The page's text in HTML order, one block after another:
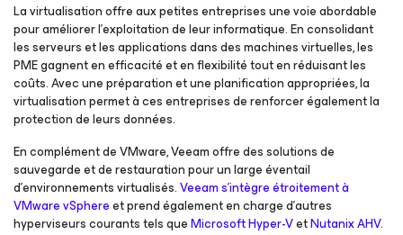
La virtualisation offre aux petites entreprises une voie abordable
pour améliorer l’exploitation de leur informatique. En consolidant
les serveurs et les applications dans des machines virtuelles, les
PME gagnent en efficacité et en flexibilité tout en réduisant les
coûts. Avec une préparation et une planification appropriées, la
virtualisation permet à ces entreprises de renforcer également la
protection de leurs données.
En complément de VMware, Veeam offre des solutions de
sauvegarde et de restauration pour un large éventail
d’environnements virtualisés.Veeam s’intègre étroitement à
VMware vSphereet prend également en charge d’autres
hyperviseurs courants tels queMicrosoft Hyper-VetNutanix AHV.